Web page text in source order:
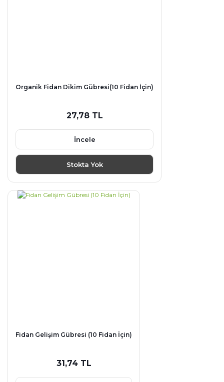
Organik Fidan Dikim Gübresi(10 Fidan İçin)
27,78 TL
İncele
Stokta Yok
Fidan Gelişim Gübresi (10 Fidan İçin)
31,74 TL